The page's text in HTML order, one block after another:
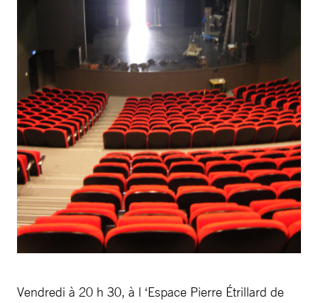
Vendredi à 20 h 30, à l ‘Espace Pierre Étrillard de